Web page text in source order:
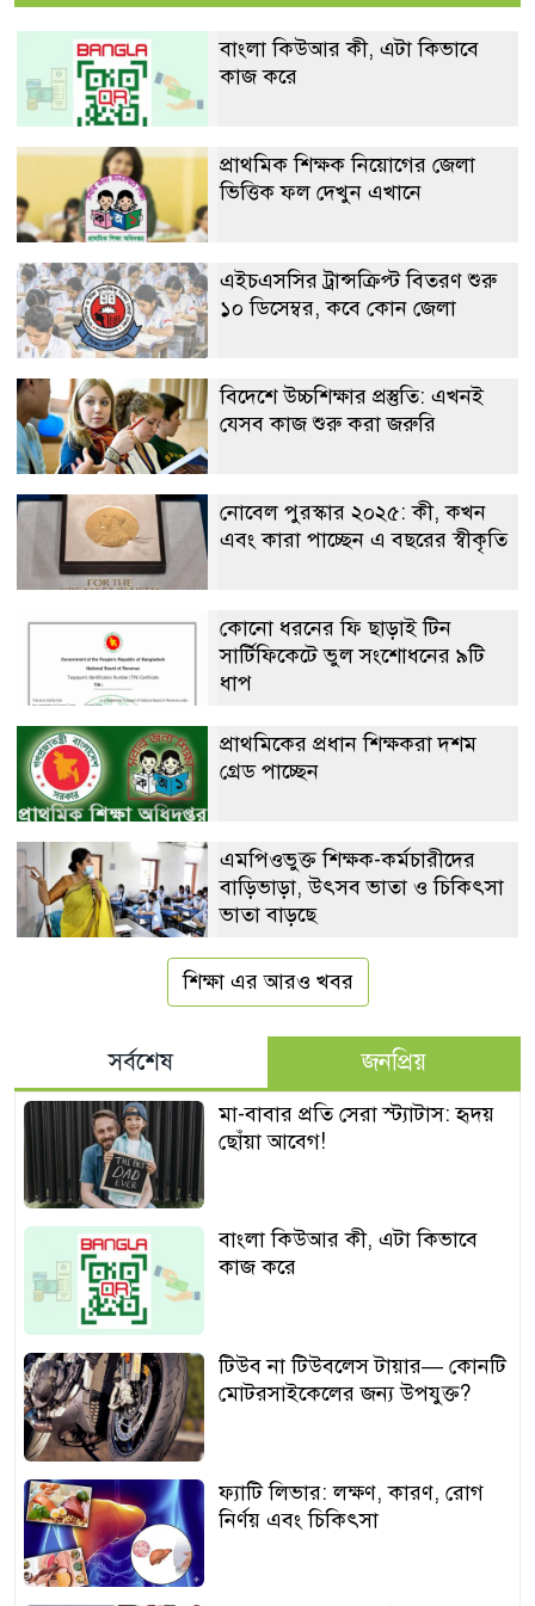
বাংলা কিউআর কী, এটা কিভাবে
কাজ করে
প্রাথমিক শিক্ষক নিয়োগের জেলা
ভিত্তিক ফল দেখুন এখানে
এইচএসসির ট্রান্সক্রিপ্ট বিতরণ শুরু
১০ ডিসেম্বর, কবে কোন জেলা
বিদেশে উচ্চশিক্ষার প্রস্তুতি: এখনই
যেসব কাজ শুরু করা জরুরি
নোবেল পুরস্কার ২০২৫: কী, কখন
এবং কারা পাচ্ছেন এ বছরের স্বীকৃতি
কোনো ধরনের ফি ছাড়াই টিন
সার্টিফিকেটে ভুল সংশোধনের ৯টি
ধাপ
প্রাথমিকের প্রধান শিক্ষকরা দশম
গ্রেড পাচ্ছেন
এমপিওভুক্ত শিক্ষক-কর্মচারীদের
বাড়িভাড়া, উৎসব ভাতা ও চিকিৎসা
ভাতা বাড়ছে
শিক্ষা এর আরও খবর
সর্বশেষ জনপ্রিয়
মা-বাবার প্রতি সেরা স্ট্যাটাস: হৃদয়
ছোঁয়া আবেগ!
বাংলা কিউআর কী, এটা কিভাবে
কাজ করে
টিউব না টিউবলেস টায়ার— কোনটি
মোটরসাইকেলের জন্য উপযুক্ত?
ফ্যাটি লিভার: লক্ষণ, কারণ, রোগ
নির্ণয় এবং চিকিৎসা